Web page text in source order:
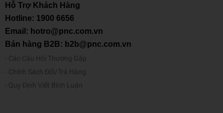
Hỗ Trợ Khách Hàng
Hotline: 1900 6656
Email: hotro@pnc.com.vn
Bán hàng B2B: b2b@pnc.com.vn
Các Câu Hỏi Thường Gặp
Chính Sách Đổi/Trả Hàng
Quy Định Viết Bình Luận